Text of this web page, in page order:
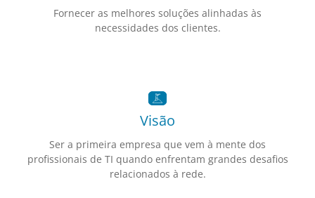
Fornecer as melhores soluções alinhadas às
necessidades dos clientes.
Visão
Ser a primeira empresa que vem à mente dos
profissionais de TI quando enfrentam grandes desafios
relacionados à rede.